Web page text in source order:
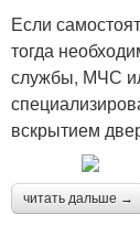
Если
тогда
службы, МЧС
вскрытием
читать дальше →